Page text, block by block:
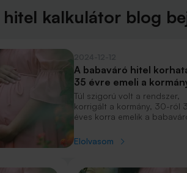
hitel kalkulátor blog
A babaváró hitel
35 évre emeli a
Túl szigorú volt a rendszer,
korrigált a kormány, 30-ról
éves korra emelik a
maximális életkorát.
Elolvasom